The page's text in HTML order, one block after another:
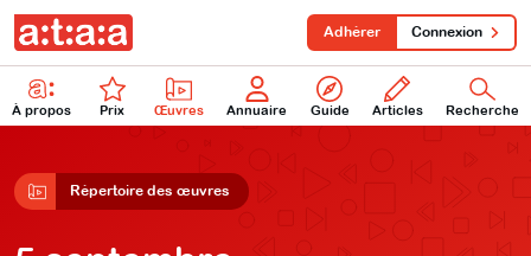
À propos Prix Œuvres Annuaire Guide Articles Recherche
Adhérer Connexion
Répertoire des œuvres